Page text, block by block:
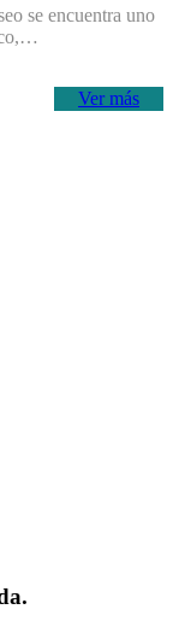
se encuentra uno
Ver más